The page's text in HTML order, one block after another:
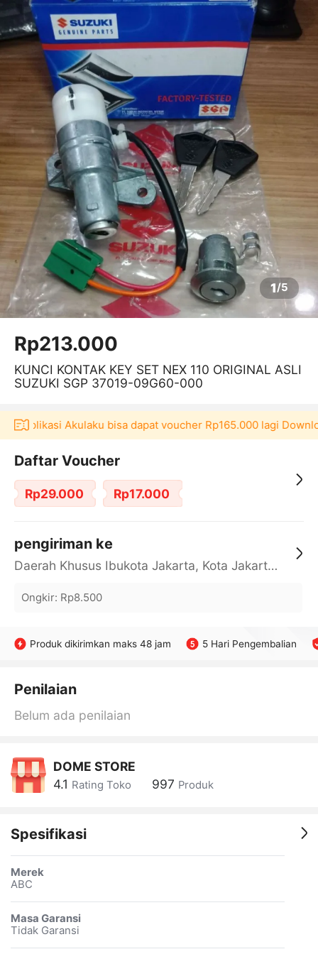
1/5
Rp213.000
KUNCI KONTAK KEY SET NEX 110 ORIGINAL ASLI
SUZUKI SGP 37019-09G60-000
aplikasi Akulaku bisa dapat voucher Rp165.000 lagi
Daftar Voucher
Rp29.000 Rp17.000
pengiriman ke
Daerah Khusus Ibukota Jakarta, Kota Jakarta Barat, Cengkareng, yy
Ongkir: Rp8.500
Produk dikirimkan maks 48 jam 5 Hari Pengembalian
Penilaian
Belum ada penilaian
DOME STORE
4.1 Rating Toko 997 Produk
Spesifikasi
Merek
ABC
Masa Garansi
Tidak Garansi